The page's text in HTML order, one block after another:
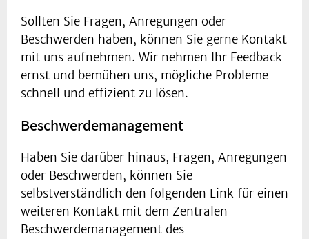
Sollten Sie Fragen, Anregungen oder
Beschwerden haben, können Sie gerne Kontakt
mit uns aufnehmen. Wir nehmen Ihr Feedback
ernst und bemühen uns, mögliche Probleme
schnell und effizient zu lösen.
Beschwerdemanagement
Haben Sie darüber hinaus, Fragen, Anregungen
oder Beschwerden, können Sie
selbstverständlich den folgenden Link für einen
weiteren Kontakt mit dem Zentralen
Beschwerdemanagement des